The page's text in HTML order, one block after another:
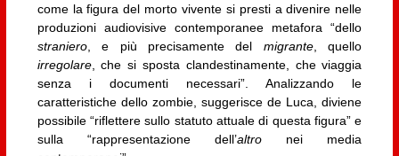
come la figura del morto vivente si presti a divenire nelle
produzioni audiovisive contemporanee metafora “dello
straniero, e più precisamente del migrante, quello
irregolare, che si sposta clandestinamente, che viaggia
senza i documenti necessari”. Analizzando le
caratteristiche dello zombie, suggerisce de Luca, diviene
possibile “riflettere sullo statuto attuale di questa figura” e
sulla “rappresentazione dell’altro nei media